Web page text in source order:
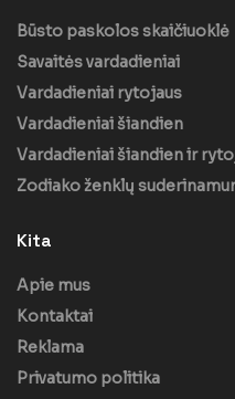
Būsto paskolos skaičiuoklė
Savaitės vardadieniai
Vardadieniai rytojaus
Vardadieniai šiandien
Vardadieniai šiandien ir
Zodiako ženklų
Kita
Apie mus
Kontaktai
Reklama
Privatumo politika